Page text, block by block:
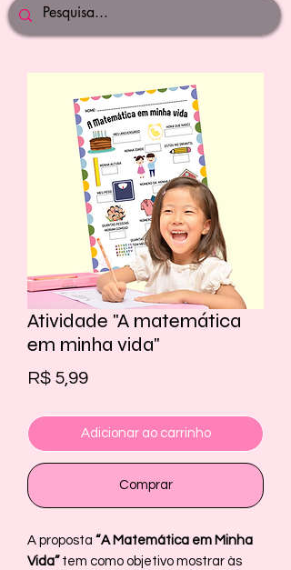
Atividade "A matemática
em minha vida"
R$ 5,99Preço
Adicionar ao carrinho
Comprar
A proposta “A Matemática em Minha
Vida” tem como objetivo mostrar às